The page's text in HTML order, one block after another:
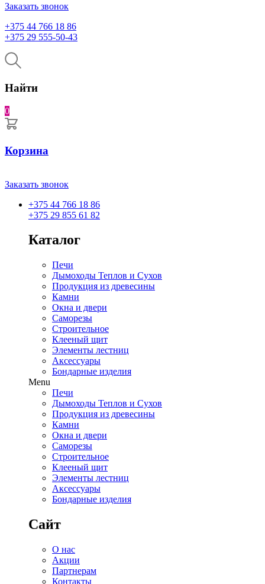
Заказать звонок
+375 44 766 18 86
+375 29 555-50-43
Найти
0
Корзина
Заказать звонок
+375 44 766 18 86
+375 29 855 61 82
Каталог
Печи
Дымоходы Теплов и Сухов
Продукция из древесины
Камни
Окна и двери
Саморезы
Строительное
Клееный щит
Элементы лестниц
Аксессуары
Бондарные изделия
Menu
Печи
Дымоходы Теплов и Сухов
Продукция из древесины
Камни
Окна и двери
Саморезы
Строительное
Клееный щит
Элементы лестниц
Аксессуары
Бондарные изделия
Сайт
О нас
Акции
Партнерам
Контакты